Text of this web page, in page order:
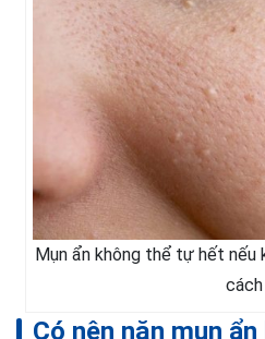
Mụn ẩn không thể tự hết
cách
Có nên nặn mụn